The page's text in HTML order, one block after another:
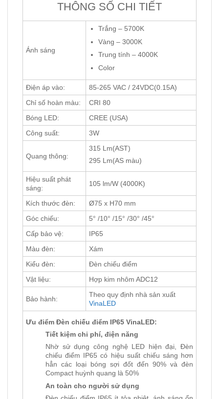
THÔNG SỐ CHI TIẾT
Ánh sáng
Trắng – 5700K
Vàng – 3000K
Trung tính – 4000K
Color
Điện áp vào:
85-265 VAC / 24VDC(0.15A)
Chỉ số hoàn màu:
CRI 80
Bóng LED:
CREE (USA)
Công suất:
3W
Quang thông:
315 Lm(AST)
295 Lm(AS màu)
Hiệu suất phát
sáng:
105 lm/W (4000K)
Kích thước đèn:
Ø75 x H70 mm
Góc chiếu:
5° /10° /15° /30° /45°
Cấp bảo vệ:
IP65
Màu đèn:
Xám
Kiểu đèn:
Đèn chiếu điểm
Vật liệu:
Hợp kim nhôm ADC12
Bảo hành:
Theo quy định nhà sản xuất
VinaLED
Ưu điểm Đèn chiếu điểm IP65 VinaLED:
Tiết kiệm chi phí, điện năng
Nhờ sử dụng công nghệ LED hiện đại, Đèn
chiếu điểm IP65 có hiệu suất chiếu sáng hơn
hẳn các loại bóng sợi đốt đến 90% và đèn
Compact huỳnh quang là 50%
An toàn cho người sử dụng